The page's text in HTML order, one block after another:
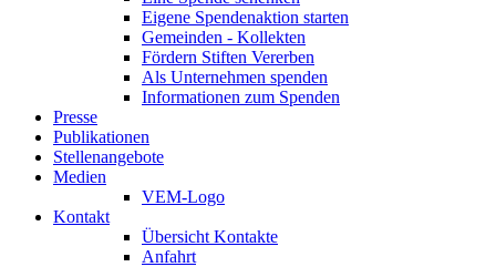
Eigene Spendenaktion starten
Gemeinden - Kollekten
Fördern Stiften Vererben
Als Unternehmen spenden
Informationen zum Spenden
Presse
Publikationen
Stellenangebote
Medien
VEM-Logo
Kontakt
Übersicht Kontakte
Anfahrt